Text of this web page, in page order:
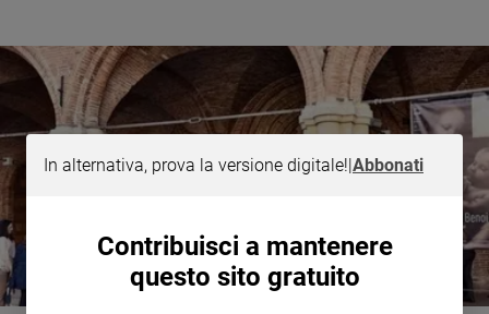
Chi
siamo
Contatti
In alternativa, prova la versione digitale!|Abbonati
Contribuisci a mantenere
questo sito gratuito